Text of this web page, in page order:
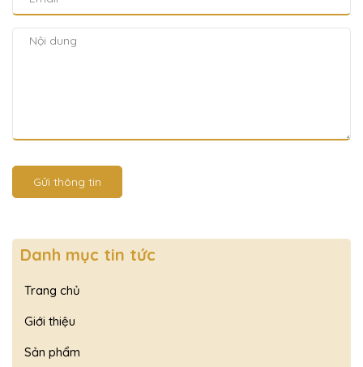
Gửi thông tin
Danh mục tin tức
Trang chủ
Giới thiệu
Sản phẩm